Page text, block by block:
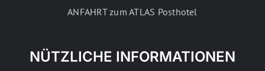
ANFAHRT zum ATLAS Posthotel
NÜTZLICHE INFORMATIONEN